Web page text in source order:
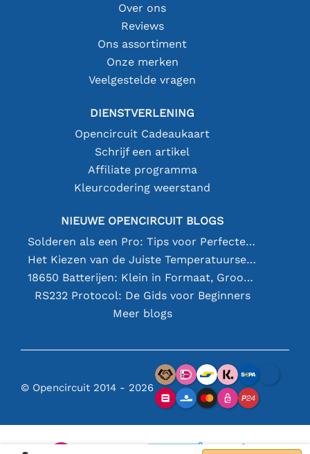
Over ons
Reviews
Ons assortiment
Onze merken
Veelgestelde vragen
DIENSTVERLENING
Opencircuit Cadeaukaart
Schrijf een artikel
Affiliate programma
Kleurcodering weerstand
NIEUWE OPENCIRCUIT BLOGS
Solderen als een Pro: Tips voor Perfecte Elektronische Verbindingen
Het Kiezen van de Juiste Temperatuursensor [youtube]
18650 Batterijen: Klein in Formaat, Groot in Prestatie
RS232 Protocol: De Gids voor Beginners
Meer blogs
© Opencircuit 2014 - 2026